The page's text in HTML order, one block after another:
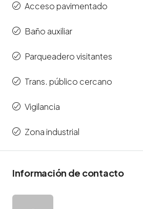
Acceso pavimentado
Baño auxiliar
Parqueadero visitantes
Trans. público cercano
Vigilancia
Zona industrial
Información de contacto